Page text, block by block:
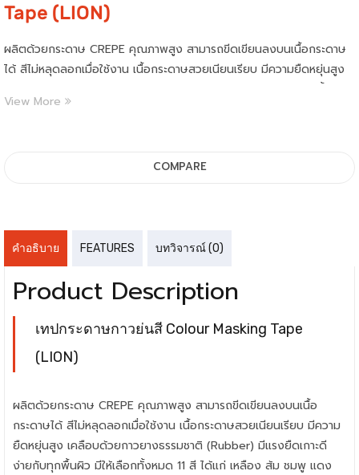
Tape (LION)
ผลิตด้วยกระดาษ CREPE คุณภาพสูง สามารถขีดเขียนลงบนเนื้อกระดาษ
ได้ สีไม่หลุดลอกเมื่อใช้งาน เนื้อกระดาษสวยเนียนเรียบ มีความยืดหยุ่นสูง
เคลือบด้วยกาวยางธรรมชาติ (Rubber) มีแรงยืดเกาะดี ง่ายกับทุกพื้นผิว
มีให้เลือกทั้งหมด 11 สี ได้แก่ เหลือง ส้ม ชมพู แดง ฟ้า น้ำเงิน เขียวอ่อน
View More
COMPARE
คำอธิบาย FEATURES บทวิจารณ์ (0)
Product Description
เทปกระดาษกาวย่นสี Colour Masking Tape
(LION)
ผลิตด้วยกระดาษ CREPE คุณภาพสูง สามารถขีดเขียนลงบนเนื้อ
กระดาษได้ สีไม่หลุดลอกเมื่อใช้งาน เนื้อกระดาษสวยเนียนเรียบ มีความ
ยืดหยุ่นสูง เคลือบด้วยกาวยางธรรมชาติ (Rubber) มีแรงยืดเกาะดี
ง่ายกับทุกพื้นผิว มีให้เลือกทั้งหมด 11 สี ได้แก่ เหลือง ส้ม ชมพู แดง